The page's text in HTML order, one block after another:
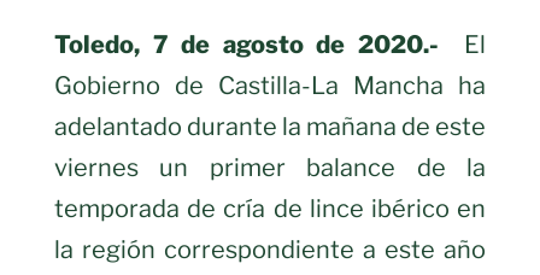
Toledo, 7 de agosto de 2020.- El
Gobierno de Castilla-La Mancha ha
adelantado durante la mañana de este
viernes un primer balance de la
temporada de cría de lince ibérico en
la región correspondiente a este año